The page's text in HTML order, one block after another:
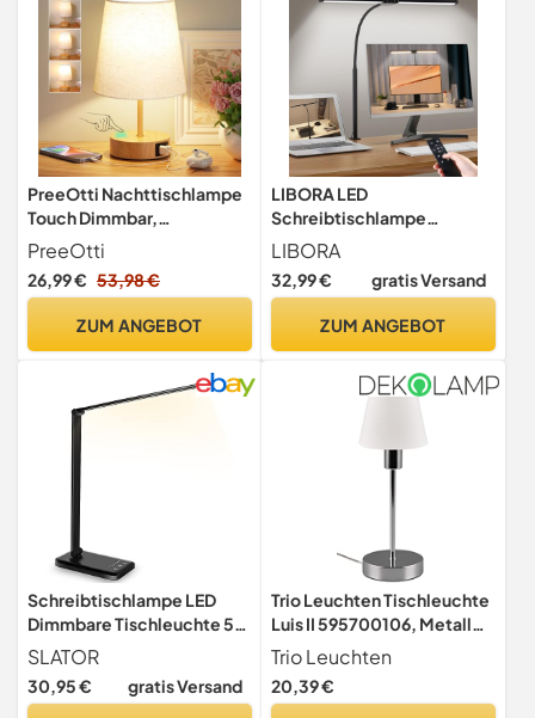
PreeOtti Nachttischlampe
Touch Dimmbar,
Tischlampe mit USB A+C-
Ladefunktion
PreeOtti
26,99 € 53,98 €
ZUM ANGEBOT
LIBORA LED
Schreibtischlampe
Klemmbar mit
Fernbedienung, Dimmbar,
Schwarz
LIBORA
32,99 € gratis Versand
ZUM ANGEBOT
Schreibtischlampe LED
Dimmbare Tischleuchte 5
Farb und 10
Helligkeitsstufen
Augenfreundliche
SLATOR
30,95 € gratis Versand
Trio Leuchten Tischleuchte
Luis II 595700106, Metall
Chrom, Glas weiß satiniert,
exkl. 1x E14, On/Off Touch
Trio Leuchten
20,39 €